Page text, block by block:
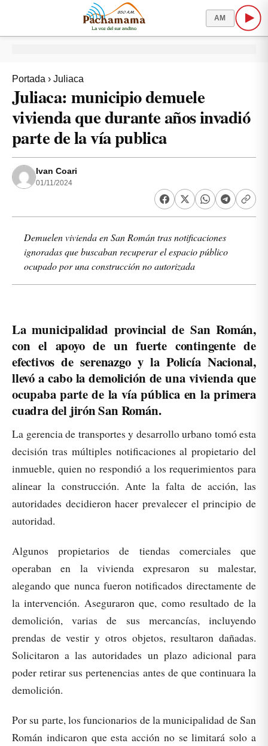
AM
Portada › Juliaca
Juliaca: municipio demuele
vivienda que durante años invadió
parte de la vía publica
Ivan Coari
01/11/2024
Demuelen vivienda en San Román tras notificaciones
ignoradas que buscaban recuperar el espacio público
ocupado por una construcción no autorizada
La municipalidad provincial de San Román,
con el apoyo de un fuerte contingente de
efectivos de serenazgo y la Policía Nacional,
llevó a cabo la demolición de una vivienda que
ocupaba parte de la vía pública en la primera
cuadra del jirón San Román.
La gerencia de transportes y desarrollo urbano tomó esta
decisión tras múltiples notificaciones al propietario del
inmueble, quien no respondió a los requerimientos para
alinear la construcción. Ante la falta de acción, las
autoridades decidieron hacer prevalecer el principio de
autoridad.
Algunos propietarios de tiendas comerciales que
operaban en la vivienda expresaron su malestar,
alegando que nunca fueron notificados directamente de
la intervención. Aseguraron que, como resultado de la
demolición, varias de sus mercancías, incluyendo
prendas de vestir y otros objetos, resultaron dañadas.
Solicitaron a las autoridades un plazo adicional para
poder retirar sus pertenencias antes de que continuara la
demolición.
Por su parte, los funcionarios de la municipalidad de San
Román indicaron que esta acción no se limitará solo a